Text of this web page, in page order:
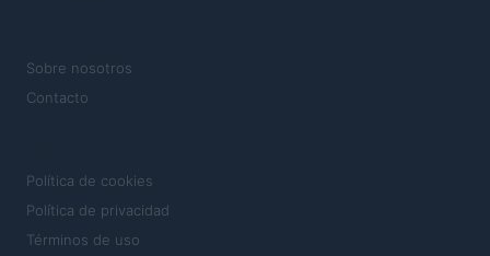
Sobre nosotros
Contacto
Política de cookies
Política de privacidad
Términos de uso